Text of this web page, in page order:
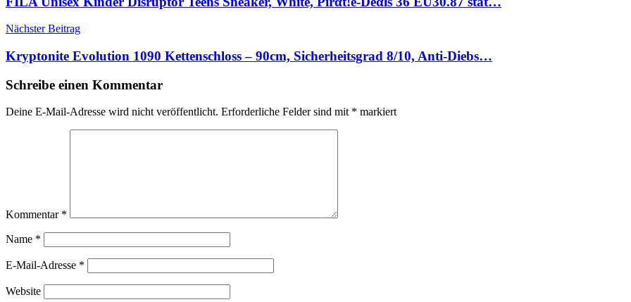
Nächster Beitrag
Kryptonite Evolution 1090 Kettenschloss – 90cm, Sicherheitsgrad 8/10, Anti-Diebs…
Schreibe einen Kommentar
Deine E-Mail-Adresse wird nicht veröffentlicht. Erforderliche Felder sind mit * markiert
Kommentar *
Name *
E-Mail-Adresse *
Website